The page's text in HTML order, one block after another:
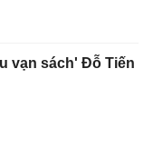
vạn sách' Đỗ Tiến